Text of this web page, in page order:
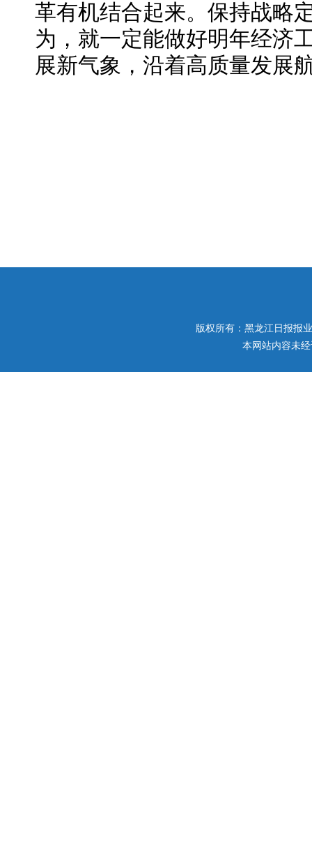
革有机结合起来。保持战略
为，就一定能做好明年经济
展新气象，沿着高质量发展
版权所有：黑龙江日报报
本网站内容未